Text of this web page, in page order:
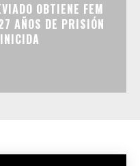
OBTIENE FEM
AÑOS DE PRISIÓN